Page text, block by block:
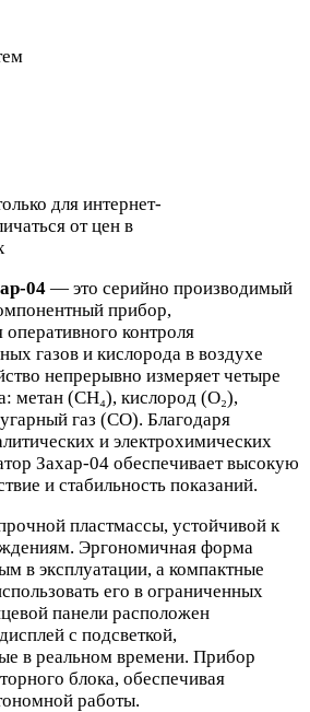
для интернет-
от цен в
04 — это серийно производимый
прибор,
контроля
газов и кислорода в воздухе
непрерывно измеряет четыре
метан (CH₄), кислород (O₂),
газ (CO). Благодаря
и электрохимических
Захар-04 обеспечивает высокую
и стабильность показаний.
пластмассы, устойчивой к
Эргономичная форма
в эксплуатации, а компактные
его в ограниченных
панели расположен
с подсветкой,
в реальном времени. Прибор
блока, обеспечивая
работы.